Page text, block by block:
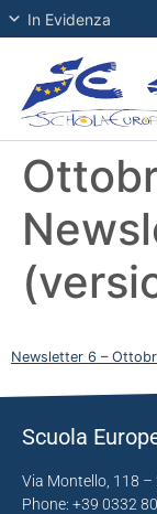
In Evidenza
Newsletter 6 –
Scuola
Via Montello, 118 –
Phone: +39 0332